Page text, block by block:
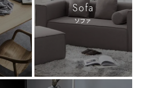
Sofa
ソファ